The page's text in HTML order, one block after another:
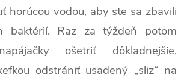
horúcou vodou, aby ste sa zbavili
baktérií. Raz za týždeň potom
ošetriť dôkladnejšie,
odstrániť usadený „sliz“ na